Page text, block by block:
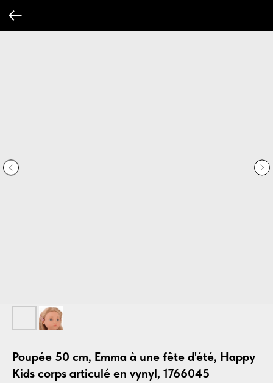
Poupée 50 cm, Emma à une fête d'été, Happy
Kids corps articulé en vynyl, 1766045